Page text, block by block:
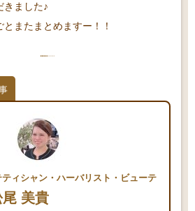
きました♪
またまとめますー！！
ィシャン・ハーバリスト・ビューテ
尾 美貴